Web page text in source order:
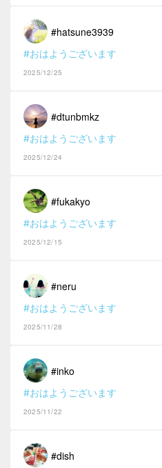
#hatsune3939
#おはようございます
2025/12/25
#dtunbmkz
#おはようございます
2025/12/24
#fukakyo
#おはようございます
2025/12/15
#neru
#おはようございます
2025/11/28
#inko
#おはようございます
2025/11/22
#dish